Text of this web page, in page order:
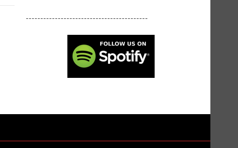
------------------------------------------